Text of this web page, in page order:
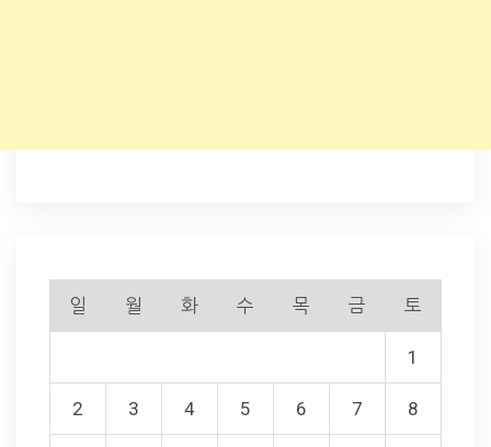
일 월 화 수 목 금 토
1
2 3 4 5 6 7 8